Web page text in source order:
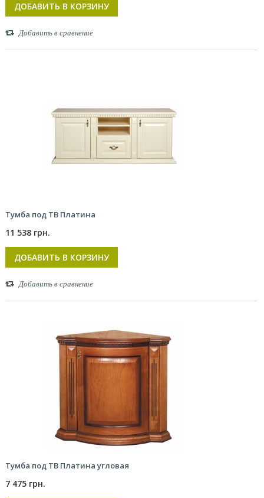
ДОБАВИТЬ В КОРЗИНУ
Добавить в сравнение
Тумба под ТВ Платина
11 538 грн.
ДОБАВИТЬ В КОРЗИНУ
Добавить в сравнение
Тумба под ТВ Платина угловая
7 475 грн.